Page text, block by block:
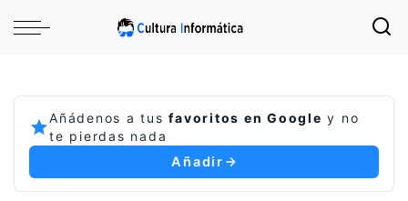
Añádenos a tusfavoritos en Google y no
te pierdas nada
Añadir